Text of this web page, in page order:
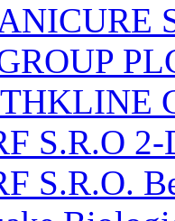
S.R.O
S.R.O.